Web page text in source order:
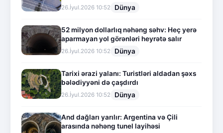
26.İyul.2026 10:52 Dünya
52 milyon dollarlıq nəhəng səhv: Heç yerə
aparmayan yol görənləri heyrətə salır
26.İyul.2026 10:52 Dünya
Tarixi ərazi yalanı: Turistləri aldadan şəxs
bələdiyyəni də çaşdırdı
26.İyul.2026 10:52 Dünya
And dağları yarılır: Argentina və Çili
arasında nəhəng tunel layihəsi